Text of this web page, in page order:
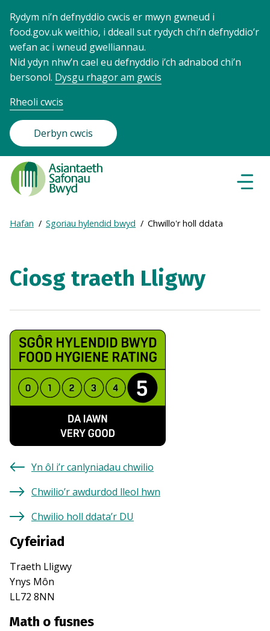
Rydym ni’n defnyddio cwcis er mwyn gwneud i
food.gov.uk weithio, i ddeall sut rydych chi’n defnyddio’r
wefan ac i wneud gwelliannau.
Nid ydyn nhw’n cael eu defnyddio i’ch adnabod chi’n
bersonol. Dysgu rhagor am gwcis
Rheoli cwcis
Derbyn cwcis
Food
Standards
Agency
Frontpage
Breadcrumb
Expand
breadcrumb
Hafan Sgoriau hylendid bwyd Chwillo'r holl ddata
Ciosg traeth Lligwy
Yn ôl i’r canlyniadau chwilio
Chwilio’r awdurdod lleol hwn
Chwilio holl ddata’r DU
Cyfeiriad
Traeth Lligwy
Ynys Môn
LL72 8NN
Math o fusnes